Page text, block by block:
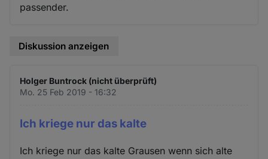
passender.
Diskussion anzeigen
Holger Buntrock (nicht überprüft)
Mo. 25 Feb 2019 - 16:32
Ich kriege nur das kalte
Ich kriege nur das kalte Grausen wenn sich alte